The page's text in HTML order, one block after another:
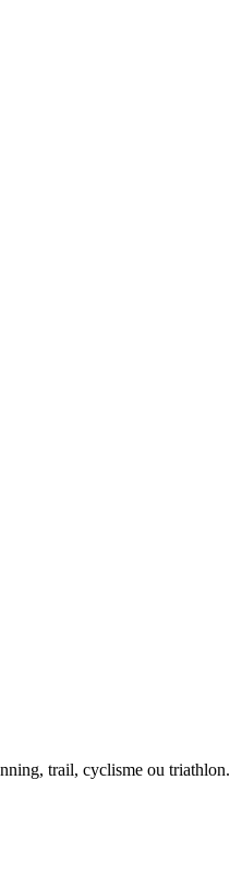
trail, cyclisme ou triathlon.